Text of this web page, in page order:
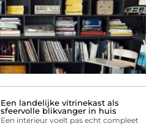
Een landelijke vitrinekast als
sfeervolle blikvanger in huis
Een interieur voelt pas echt compleet